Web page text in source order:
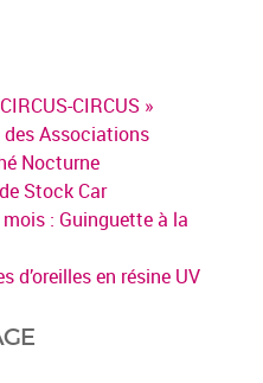
CIRCUS »
Associations
Nocturne
Stock Car
: Guinguette à la
d’oreilles en résine UV